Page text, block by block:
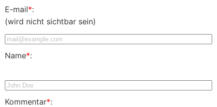
E-mail*:
(wird nicht sichtbar sein)
Name*:
Kommentar*: